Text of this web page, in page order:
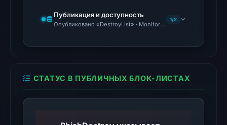
22:20
UTC.
The
probe
cloaking
Публикация и доступность
Опубликовано «DestroyList» · Monitoring Continues
1/2
СТАТУС В ПУБЛИЧНЫХ БЛОК-ЛИСТАХ